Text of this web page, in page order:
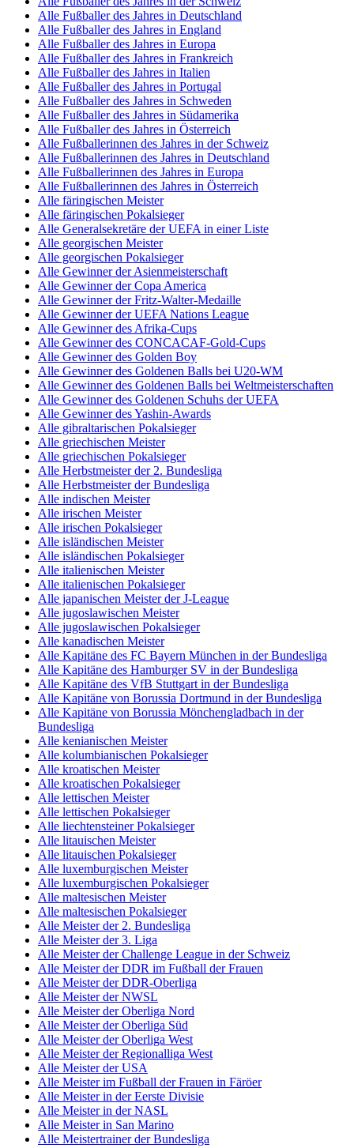
Alle Fußballer des Jahres in Deutschland
Alle Fußballer des Jahres in England
Alle Fußballer des Jahres in Europa
Alle Fußballer des Jahres in Frankreich
Alle Fußballer des Jahres in Italien
Alle Fußballer des Jahres in Portugal
Alle Fußballer des Jahres in Schweden
Alle Fußballer des Jahres in Südamerika
Alle Fußballer des Jahres in Österreich
Alle Fußballerinnen des Jahres in der Schweiz
Alle Fußballerinnen des Jahres in Deutschland
Alle Fußballerinnen des Jahres in Europa
Alle Fußballerinnen des Jahres in Österreich
Alle färingischen Meister
Alle färingischen Pokalsieger
Alle Generalsekretäre der UEFA in einer Liste
Alle georgischen Meister
Alle georgischen Pokalsieger
Alle Gewinner der Asienmeisterschaft
Alle Gewinner der Copa America
Alle Gewinner der Fritz-Walter-Medaille
Alle Gewinner der UEFA Nations League
Alle Gewinner des Afrika-Cups
Alle Gewinner des CONCACAF-Gold-Cups
Alle Gewinner des Golden Boy
Alle Gewinner des Goldenen Balls bei U20-WM
Alle Gewinner des Goldenen Balls bei Weltmeisterschaften
Alle Gewinner des Goldenen Schuhs der UEFA
Alle Gewinner des Yashin-Awards
Alle gibraltarischen Pokalsieger
Alle griechischen Meister
Alle griechischen Pokalsieger
Alle Herbstmeister der 2. Bundesliga
Alle Herbstmeister der Bundesliga
Alle indischen Meister
Alle irischen Meister
Alle irischen Pokalsieger
Alle isländischen Meister
Alle isländischen Pokalsieger
Alle italienischen Meister
Alle italienischen Pokalsieger
Alle japanischen Meister der J-League
Alle jugoslawischen Meister
Alle jugoslawischen Pokalsieger
Alle kanadischen Meister
Alle Kapitäne des FC Bayern München in der Bundesliga
Alle Kapitäne des Hamburger SV in der Bundesliga
Alle Kapitäne des VfB Stuttgart in der Bundesliga
Alle Kapitäne von Borussia Dortmund in der Bundesliga
Alle Kapitäne von Borussia Mönchengladbach in der
Bundesliga
Alle kenianischen Meister
Alle kolumbianischen Pokalsieger
Alle kroatischen Meister
Alle kroatischen Pokalsieger
Alle lettischen Meister
Alle lettischen Pokalsieger
Alle liechtensteiner Pokalsieger
Alle litauischen Meister
Alle litauischen Pokalsieger
Alle luxemburgischen Meister
Alle luxemburgischen Pokalsieger
Alle maltesischen Meister
Alle maltesischen Pokalsieger
Alle Meister der 2. Bundesliga
Alle Meister der 3. Liga
Alle Meister der Challenge League in der Schweiz
Alle Meister der DDR im Fußball der Frauen
Alle Meister der DDR-Oberliga
Alle Meister der NWSL
Alle Meister der Oberliga Nord
Alle Meister der Oberliga Süd
Alle Meister der Oberliga West
Alle Meister der Regionalliga West
Alle Meister der USA
Alle Meister im Fußball der Frauen in Färöer
Alle Meister in der Eerste Divisie
Alle Meister in der NASL
Alle Meister in San Marino
Alle Meistertrainer der Bundesliga